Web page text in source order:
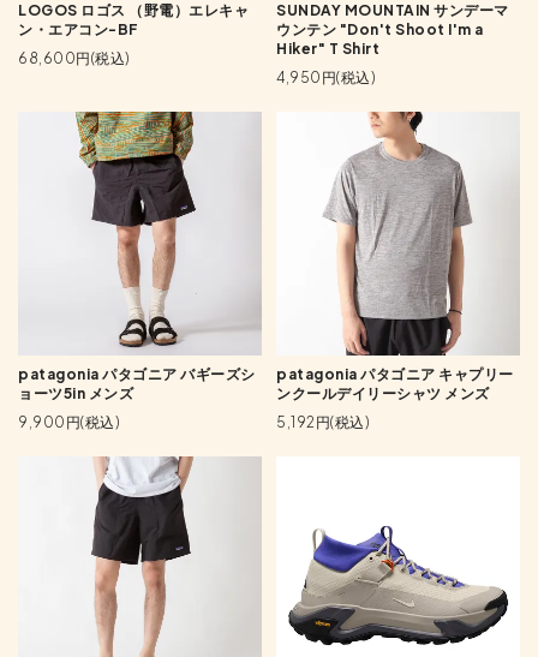
LOGOS ロゴス （野電）エレキャ
ン・エアコン-BF
68,600円(税込)
SUNDAY MOUNTAIN サンデーマ
ウンテン "Don't Shoot I'm a
Hiker" T Shirt
4,950円(税込)
patagonia パタゴニア バギーズシ
ョーツ5in メンズ
9,900円(税込)
patagonia パタゴニア キャプリー
ンクールデイリーシャツ メンズ
5,192円(税込)